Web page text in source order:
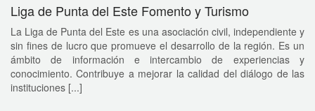
Liga de Punta del Este Fomento y Turismo
La Liga de Punta del Este es una asociación civil, independiente y
sin fines de lucro que promueve el desarrollo de la región. Es un
ámbito de información e intercambio de experiencias y
conocimiento. Contribuye a mejorar la calidad del diálogo de las
instituciones [...]